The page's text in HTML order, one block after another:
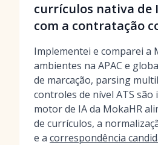
currículos nativa de
com a contratação
Implementei e comparei a
ambientes na APAC e
de marcação, parsing
controles de nível ATS são
motor de IA da MokaHR
de currículos, a
e a correspondência